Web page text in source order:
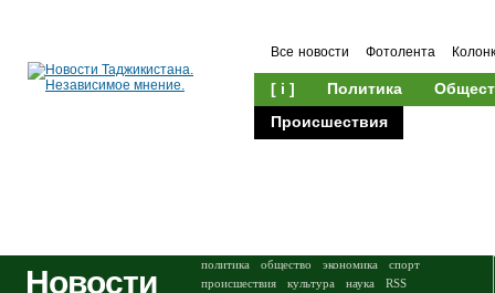
Все новости Фотолента
[ i ] Политика
Происшествия
Новости политика общество экономика
спорт
происшествия
культура наука
RSS